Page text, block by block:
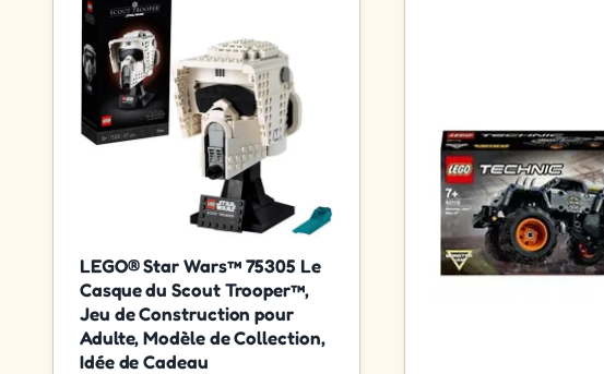
LEGO® Star Wars™ 75305 Le
Casque du Scout Trooper™,
Jeu de Construction pour
Adulte, Modèle de Collection,
Idée de Cadeau